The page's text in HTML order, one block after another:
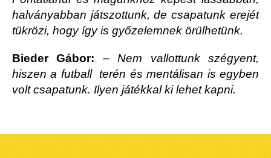
halványabban játszottunk, de csapatunk erejét
tükrözi, hogy így is győzelemnek örülhetünk.
Bieder Gábor: –Nem vallottunk szégyent,
hiszen a futball terén és mentálisan is egyben
volt csapatunk. Ilyen játékkal ki lehet kapni.